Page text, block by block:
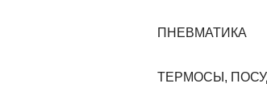
ПНЕВМАТИКА
ТЕРМОСЫ,